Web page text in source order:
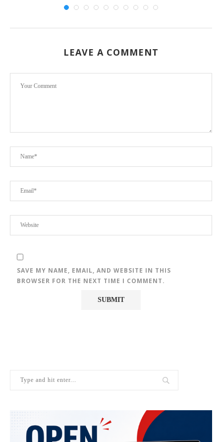
LEAVE A COMMENT
SAVE MY NAME, EMAIL, AND WEBSITE IN THIS
BROWSER FOR THE NEXT TIME I COMMENT.